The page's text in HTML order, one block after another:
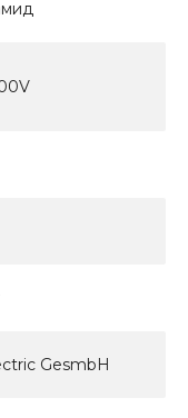
GesmbH